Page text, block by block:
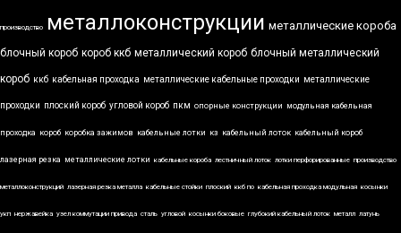
производство металлоконструкции металлические короба
блочный короб короб ккб металлический короб блочный металлический
короб ккб кабельная проходка металлические кабельные проходки металлические
проходки плоский короб угловой короб пкм опорные конструкции модульная кабельная
проходка короб коробка зажимов кабельные лотки кз кабельный лоток кабельный короб
лазерная резка металлические лотки кабельные короба лестничный лоток лотки перфорированные производство
металлоконструкций лазерная резка металла кабельные стойки плоский ккб по кабельная проходка модульная косынки
укп нержавейка узел коммутации привода сталь угловой косынки боковые глубокий кабельный лоток металл латунь